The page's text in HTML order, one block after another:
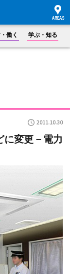
働く 学ぶ・知る
2011.10.30
に変更－電力